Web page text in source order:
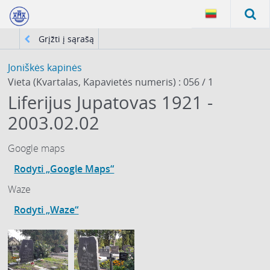
Grįžti į sąrašą
Joniškės kapinės
Vieta (Kvartalas, Kapavietės numeris) : 056 / 1
Liferijus Jupatovas 1921 -
2003.02.02
Google maps
Rodyti „Google Maps“
Waze
Rodyti „Waze“